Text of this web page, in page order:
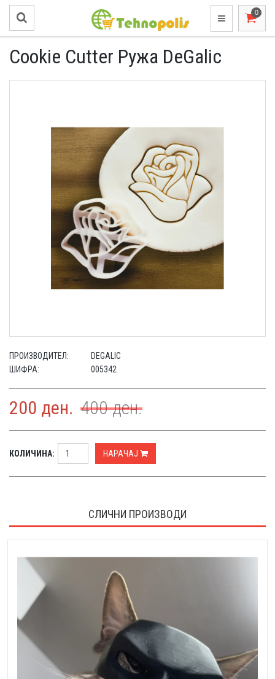
Cookie Cutter Ружа DeGalic
ПРОИЗВОДИТЕЛ:
DEGALIC
ШИФРА:
005342
200 ден. 400ден.
КОЛИЧИНА: НАРАЧАЈ
СЛИЧНИ ПРОИЗВОДИ